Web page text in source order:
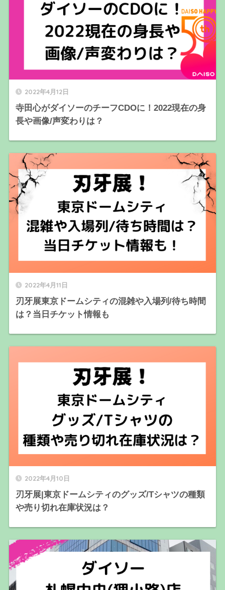
2022年4月12日
寺田心がダイソーのチーフCDOに！2022現在の身
長や画像/声変わりは？
2022年4月11日
刃牙展東京ドームシティの混雑や入場列/待ち時間
は？当日チケット情報も
2022年4月10日
刃牙展|東京ドームシティのグッズ/Tシャツの種類
や売り切れ在庫状況は？